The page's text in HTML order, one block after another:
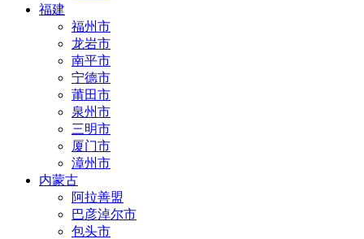
福建
福州市
龙岩市
南平市
宁德市
莆田市
泉州市
三明市
厦门市
漳州市
内蒙古
阿拉善盟
巴彦淖尔市
包头市